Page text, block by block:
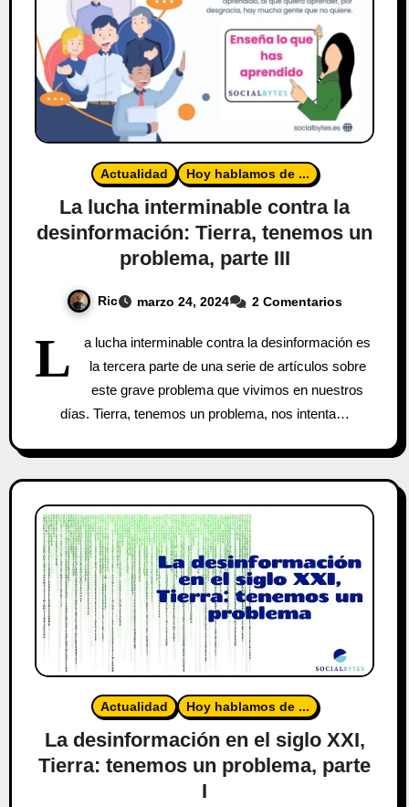
Actualidad Hoy hablamos de ...
La lucha interminable contra la
desinformación: Tierra, tenemos un
problema, parte III
Ric marzo 24, 2024 2 Comentarios
L
a lucha interminable contra la desinformación es
la tercera parte de una serie de artículos sobre
este grave problema que vivimos en nuestros
días. Tierra, tenemos un problema, nos intenta…
Actualidad Hoy hablamos de ...
La desinformación en el siglo XXI,
Tierra: tenemos un problema, parte
I